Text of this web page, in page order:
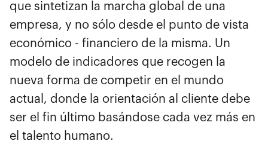
que sintetizan la marcha global de una
empresa, y no sólo desde el punto de vista
económico - financiero de la misma. Un
modelo de indicadores que recogen la
nueva forma de competir en el mundo
actual, donde la orientación al cliente debe
ser el fin último basándose cada vez más en
el talento humano.